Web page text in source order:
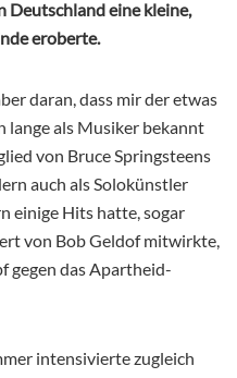
Deutschland eine kleine,
eroberte.
daran, dass mir der etwas
lange als Musiker bekannt
von Bruce Springsteens
auch als Solokünstler
einige Hits hatte, sogar
von Bob Geldof mitwirkte,
gegen das Apartheid-
intensivierte zugleich